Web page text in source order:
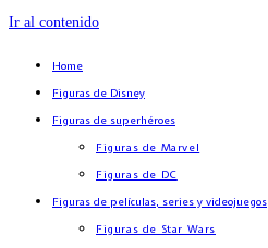
Ir al contenido
Home
Figuras de Disney
Figuras de superhéroes
Figuras de Marvel
Figuras de DC
Figuras de películas, series y videojuegos
Figuras de Star Wars